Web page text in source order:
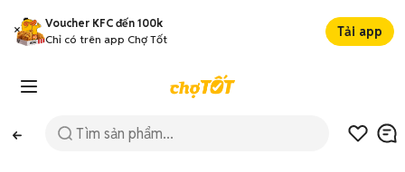
Voucher KFC đến 100k
Chỉ có trên app Chợ Tốt
Tải app